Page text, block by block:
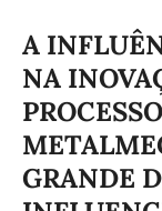
A
NA
GRANDE